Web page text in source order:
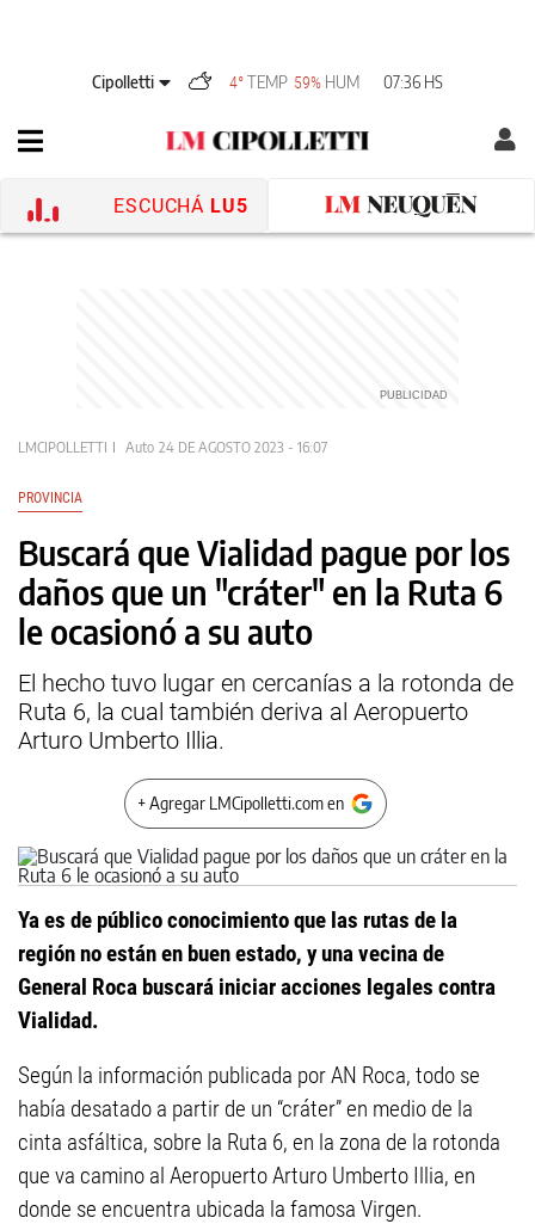
Cipolletti 4°TEMP 59% HUM 07:36 HS
ESCUCHÁ LU5
LMCIPOLLETTI Auto 24 DE AGOSTO 2023 - 16:07
PROVINCIA
Buscará que Vialidad pague por los
daños que un "cráter" en la Ruta 6
le ocasionó a su auto
El hecho tuvo lugar en cercanías a la rotonda de
Ruta 6, la cual también deriva al Aeropuerto
Arturo Umberto Illia.
+ Agregar LMCipolletti.com en
Ya es de público conocimiento que las rutas de la
región no están en buen estado, y una vecina de
General Roca buscará iniciar acciones legales contra
Vialidad.
Según la información publicada por AN Roca, todo se
había desatado a partir de un “cráter” en medio de la
cinta asfáltica, sobre la Ruta 6, en la zona de la rotonda
que va camino al Aeropuerto Arturo Umberto Illia, en
donde se encuentra ubicada la famosa Virgen.